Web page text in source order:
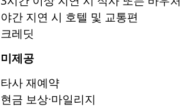
야간 지연 시 호텔 및 교통편
크레딧
미제공
타사 재예약
현금 보상·마일리지